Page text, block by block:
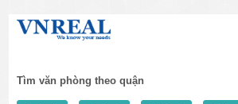
Tìm văn phòng theo quận